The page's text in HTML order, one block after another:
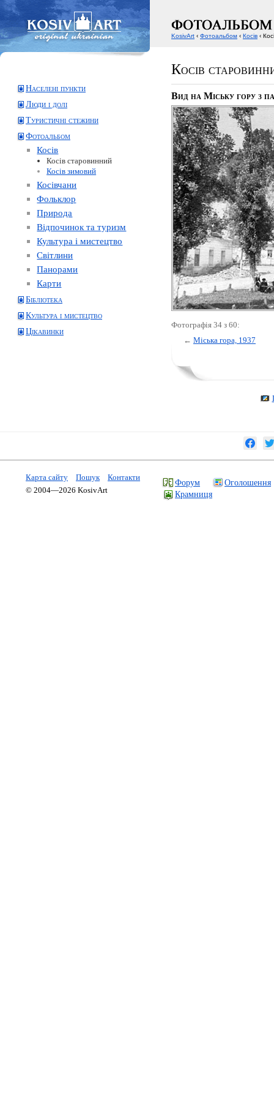
Косів
Населені пункти
Люди і долі
Туристичні стежини
Фотоальбом
Косів
Косів старовинний
Косів зимовий
Косівчани
Фольклор
Природа
Відпочинок та туризм
Культура і мистецтво
Світлини
Панорами
Карти
Бібліотека
Культура і мистецтво
Цікавинки
Вид на Міську гору з
Фотографія 34 з 60:
← Міська гора, 1937
KosivArt ‹ Фотоальбом ‹ Косів ‹
Карта сайту Пошук
Контакти
© 2004—2026 KosivArt
Форум
Оголошення
Крамниця